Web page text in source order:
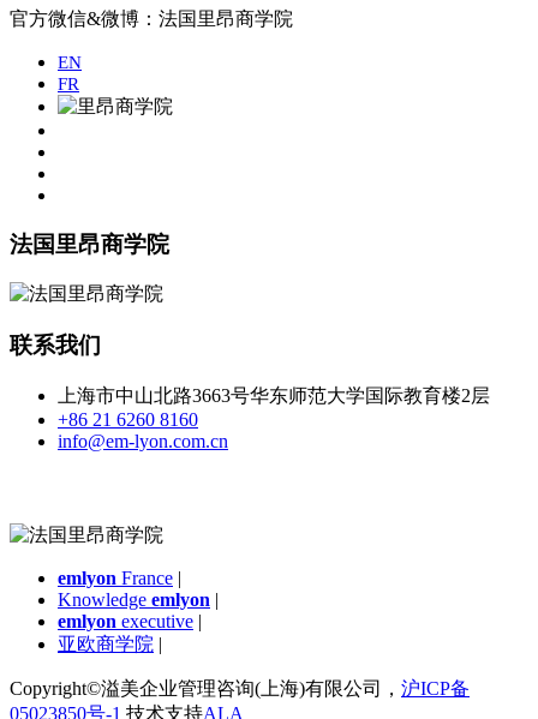
官方微信&微博：法国里昂商学院
EN
FR
法国里昂商学院
联系我们
上海市中山北路3663号华东师范大学国际教育楼2层
+86 21 6260 8160
info@em-lyon.com.cn
emlyon France |
Knowledge emlyon |
emlyon executive |
亚欧商学院 |
Copyright©溢美企业管理咨询(上海)有限公司， 沪ICP备
05023850号-1 技术支持ALA